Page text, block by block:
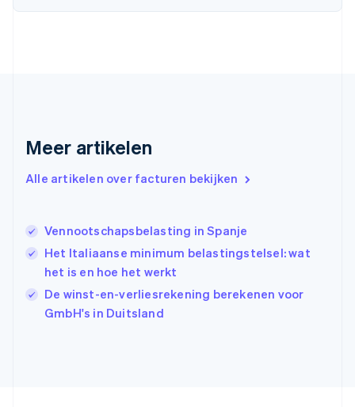
Meer artikelen
Alle artikelen over facturen bekijken
Vennootschapsbelasting in Spanje
Het Italiaanse minimum belastingstelsel: wat
het is en hoe het werkt
De winst-en-verliesrekening berekenen voor
GmbH's in Duitsland
Griekenland
Hongarije
English简体中文
Ierland
India
English
Italië